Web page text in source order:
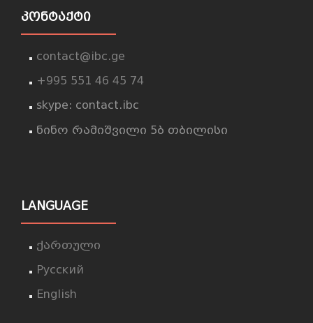
ᲙᲝᲜᲢᲐᲥᲢᲘ
contact@ibc.ge
+995 551 46 45 74
skype: contact.ibc
ნინო რამიშვილი 5ბ თბილისი
LANGUAGE
ქართული
Русский
English